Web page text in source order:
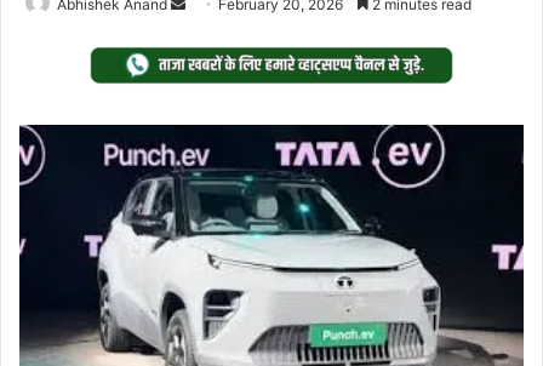
Abhishek Anand
email
February 20, 2026 2 minutes read